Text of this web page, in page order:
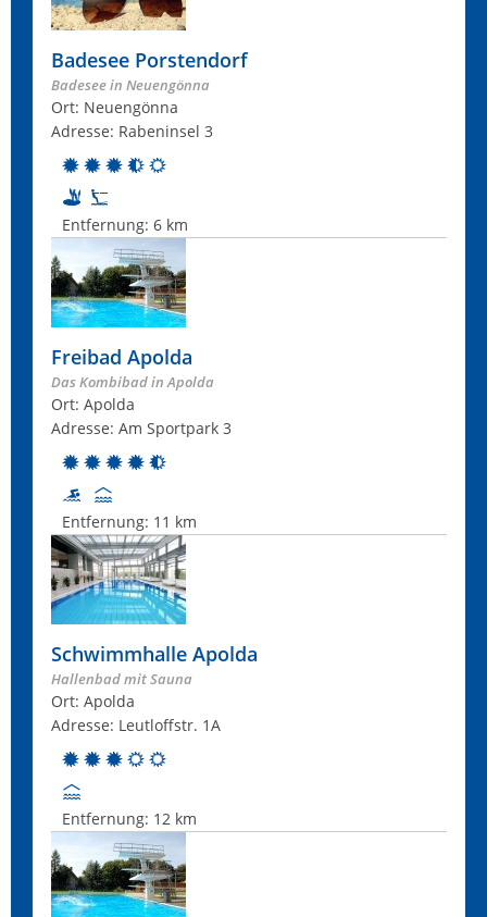
Badesee Porstendorf
Badesee in Neuengönna
Ort: Neuengönna
Adresse: Rabeninsel 3
Entfernung: 6 km
Freibad Apolda
Das Kombibad in Apolda
Ort: Apolda
Adresse: Am Sportpark 3
Entfernung: 11 km
Schwimmhalle Apolda
Hallenbad mit Sauna
Ort: Apolda
Adresse: Leutloffstr. 1A
Entfernung: 12 km